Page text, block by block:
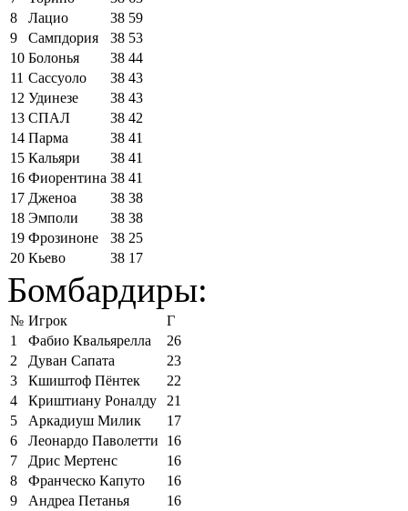
8
Лацио 38 59
9
Сампдория 38 53
10 Болонья 38 44
11 Сассуоло 38 43
12 Удинезе 38 43
13 СПАЛ 38 42
14 Парма 38 41
15 Кальяри 38 41
16 Фиорентина 38 41
17 Дженоа 38 38
18 Эмполи 38 38
19 Фрозиноне 38 25
20 Кьево 38 17
Бомбардиры:
№ Игрок
Г
1
Фабио Квальярелла
26
2
Дуван Сапата
23
3
Кшиштоф Пёнтек
22
4
Криштиану Роналду
21
5
Аркадиуш Милик
17
6
Леонардо Паволетти
16
7
Дрис Мертенс
16
8
Франческо Капуто
16
9
Андреа Петанья
16